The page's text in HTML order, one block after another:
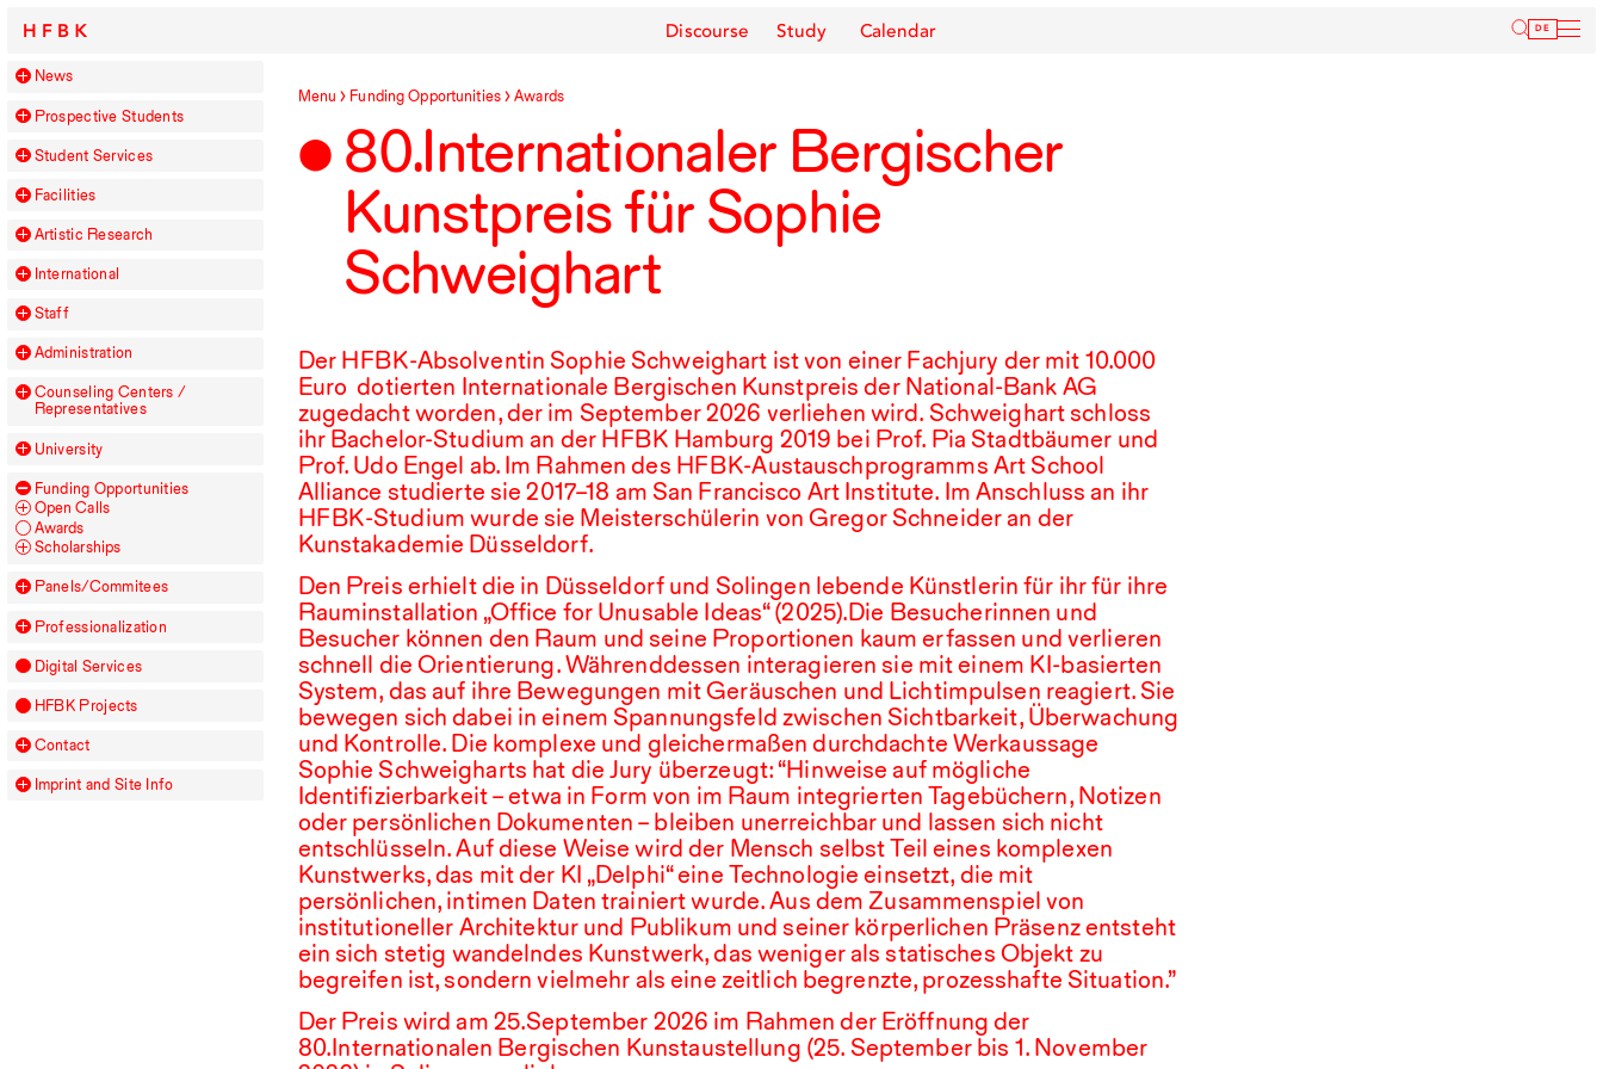
HFBK DE
Discourse Study Calendar
News
Prospective Students
Student Services
Facilities
Artistic Research
International
Staff
Administration
Counseling Centers /
Representatives
University
Funding Opportunities
Open Calls
Awards
Scholarships
Panels/Commitees
Professionalization
Digital Services
HFBK Projects
Contact
Imprint and Site Info
Menu Funding Opportunities Awards
80.⁠ ⁠Internationaler Bergischer
Kunstpreis für Sophie
Schweighart
Der HFBK-Absolventin Sophie Schweighart ist von einer Fachjury der mit 10.000
Euro dotierten Internationale Bergischen Kunstpreis der National-Bank AG
zugedacht worden, der im September2026 verliehen wird. Schweighart schloss
ihr Bachelor-Studium an der HFBK Hamburg 2019 bei Prof. Pia Stadtbäumer und
Prof. Udo Engel ab. Im Rahmen des HFBK-Austauschprogramms Art School
Alliance studierte sie2017–18 am San Francisco Art Institute. Im Anschluss an ihr
HFBK-Studium wurde sie Meisterschülerin von Gregor Schneider an der
Kunstakademie Düsseldorf.
Den Preis erhielt die in Düsseldorf und Solingen lebende Künstlerin für ihr für ihre
Rauminstallation „Office for Unusable Ideas“ (2025).Die Besucherinnen und
Besucher können den Raum und seine Proportionen kaum erfassen und verlieren
schnell die Orientierung. Währenddessen interagieren sie mit einem KI-basierten
System, das auf ihre Bewegungen mit Geräuschen und Lichtimpulsen reagiert. Sie
bewegen sich dabei in einem Spannungsfeld zwischen Sichtbarkeit, Überwachung
und Kontrolle. Die komplexe und gleichermaßen durchdachte Werkaussage
Sophie Schweigharts hat die Jury überzeugt: “Hinweise auf mögliche
Identifizierbarkeit – etwa in Form von im Raum integrierten Tagebüchern, Notizen
oder persönlichen Dokumenten – bleiben unerreichbar und lassen sich nicht
entschlüsseln. Auf diese Weise wird der Mensch selbst Teil eines komplexen
Kunstwerks, das mit der KI „Delphi“ eine Technologie einsetzt, die mit
persönlichen, intimen Daten trainiert wurde. Aus dem Zusammenspiel von
institutioneller Architektur und Publikum und seiner körperlichen Präsenz entsteht
ein sich stetig wandelndes Kunstwerk, das weniger als statisches Objekt zu
begreifen ist, sondern vielmehr als eine zeitlich begrenzte, prozesshafte Situation.”
Der Preis wird am 25.September 2026 im Rahmen der Eröffnung der
80.⁠ ⁠Internationalen Bergischen Kunstaustellung (25.⁠ ⁠September bis 1.⁠ ⁠November